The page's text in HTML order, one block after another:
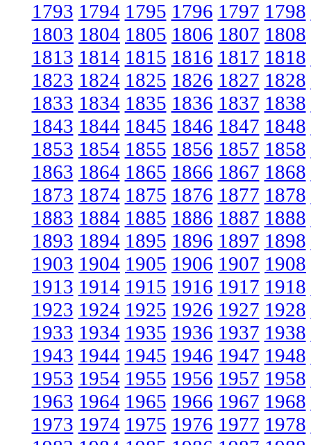
1793 1794 1795 1796 1797 1798
1803 1804 1805 1806 1807 1808
1813 1814 1815 1816 1817 1818
1823 1824 1825 1826 1827 1828
1833 1834 1835 1836 1837 1838
1843 1844 1845 1846 1847 1848
1853 1854 1855 1856 1857 1858
1863 1864 1865 1866 1867 1868
1873 1874 1875 1876 1877 1878
1883 1884 1885 1886 1887 1888
1893 1894 1895 1896 1897 1898
1903 1904 1905 1906 1907 1908
1913 1914 1915 1916 1917 1918
1923 1924 1925 1926 1927 1928
1933 1934 1935 1936 1937 1938
1943 1944 1945 1946 1947 1948
1953 1954 1955 1956 1957 1958
1963 1964 1965 1966 1967 1968
1973 1974 1975 1976 1977 1978